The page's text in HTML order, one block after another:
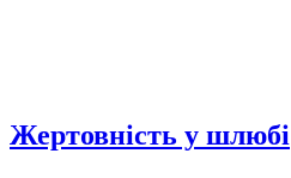
Жертовність у шлюбі